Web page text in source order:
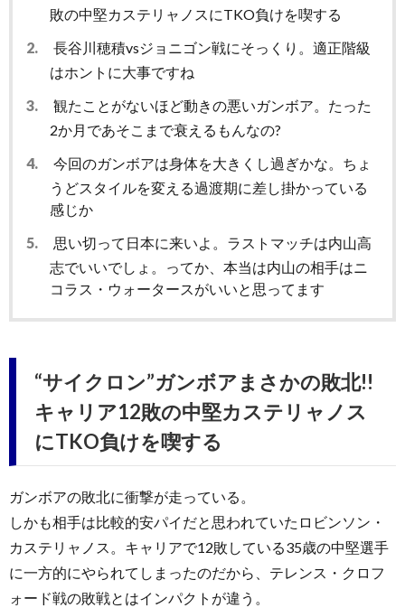
敗の中堅カステリャノスにTKO負けを喫する
2.
長谷川穂積vsジョニゴン戦にそっくり。適正階級
はホントに大事ですね
3.
観たことがないほど動きの悪いガンボア。たった
2か月であそこまで衰えるもんなの?
4.
今回のガンボアは身体を大きくし過ぎかな。ちょ
うどスタイルを変える過渡期に差し掛かっている
感じか
5.
思い切って日本に来いよ。ラストマッチは内山高
志でいいでしょ。ってか、本当は内山の相手はニ
コラス・ウォータースがいいと思ってます
“サイクロン”ガンボアまさかの敗北!!
キャリア12敗の中堅カステリャノス
にTKO負けを喫する
ガンボアの敗北に衝撃が走っている。
しかも相手は比較的安パイだと思われていたロビンソン・
カステリャノス。キャリアで12敗している35歳の中堅選手
に一方的にやられてしまったのだから、テレンス・クロフ
ォード戦の敗戦とはインパクトが違う。